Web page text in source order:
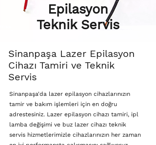
Epilasyon
Teknik Servis
Sinanpaşa Lazer Epilasyon
Cihazı Tamiri ve Teknik
Servis
Sinanpaşa'da lazer epilasyon cihazlarınızın
tamir ve bakım işlemleri için en doğru
adrestesiniz. Lazer epilasyon cihazı tamiri, ipl
lamba değişimi ve buz lazer cihazı teknik
servis hizmetlerimizle cihazlarınızın her zaman